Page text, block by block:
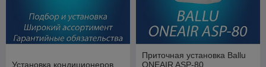
Установка кондиционеров
Приточная установка Ballu
ONEAIR ASP-80